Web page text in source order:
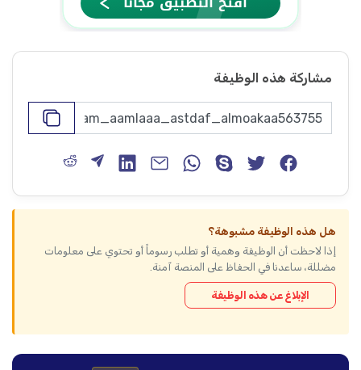
مشاركة هذه الوظيفة
هل هذه الوظيفة مشبوهة؟
إذا لاحظت أن الوظيفة وهمية أو تطلب رسوماً أو تحتوي على معلومات
مضللة، ساعدنا في الحفاظ على المنصة آمنة.
الإبلاغ عن هذه الوظيفة